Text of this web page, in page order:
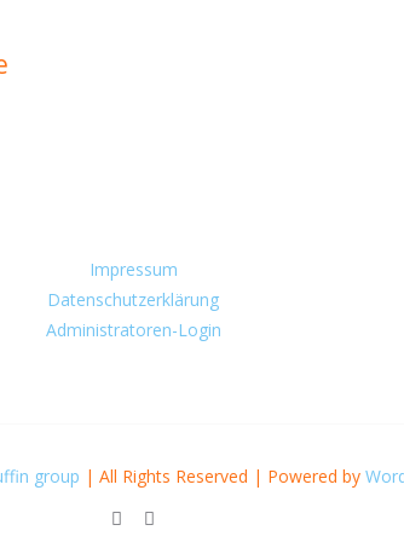
Impressum
Datenschutzerklärung
Administratoren-Login
group | All Rights Reserved | Powered by